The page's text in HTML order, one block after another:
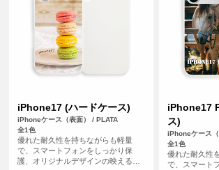
iPhone17 (ハードケース)
iPhoneケース（表面） / PLATA
全1色
優れた耐久性を持ちながらも軽量
で、スマートフォンをしっかり保
護、オリジナルデザインの映えるオ
iPhone17
ス)
iPhoneケース
全1色
優れた耐久性
で、スマート